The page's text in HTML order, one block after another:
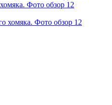
Фото обзор 12